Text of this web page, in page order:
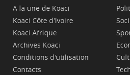
A la une de Koaci
Koaci Côte d'Ivoire
Koaci Afrique
Archives Koaci
Conditions d'utilisation
Contacts